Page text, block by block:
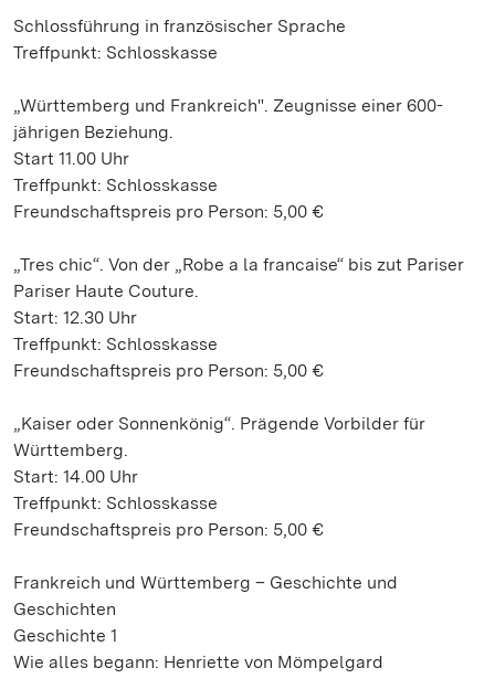
Schlossführung in französischer Sprache
Treffpunkt: Schlosskasse
„Württemberg und Frankreich". Zeugnisse einer 600-
jährigen Beziehung.
Start 11.00 Uhr
Treffpunkt: Schlosskasse
Freundschaftspreis pro Person: 5,00 €
„Tres chic“. Von der „Robe a la francaise“ bis zut Pariser
Pariser Haute Couture.
Start: 12.30 Uhr
Treffpunkt: Schlosskasse
Freundschaftspreis pro Person: 5,00 €
„Kaiser oder Sonnenkönig“. Prägende Vorbilder für
Württemberg.
Start: 14.00 Uhr
Treffpunkt: Schlosskasse
Freundschaftspreis pro Person: 5,00 €
Frankreich und Württemberg – Geschichte und
Geschichten
Geschichte 1
Wie alles begann: Henriette von Mömpelgard